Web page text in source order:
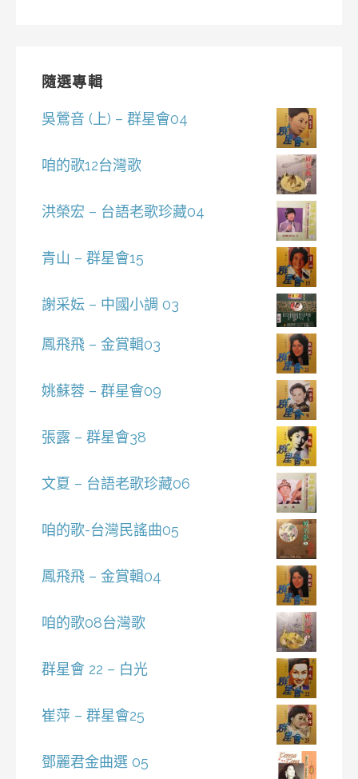
隨選專輯
吳鶯音 (上) – 群星會04
咱的歌12台灣歌
洪榮宏 – 台語老歌珍藏04
青山 – 群星會15
謝采妘 – 中國小調 03
鳳飛飛 – 金賞輯03
姚蘇蓉 – 群星會09
張露 – 群星會38
文夏 – 台語老歌珍藏06
咱的歌-台灣民謠曲05
鳳飛飛 – 金賞輯04
咱的歌08台灣歌
群星會 22 – 白光
崔萍 – 群星會25
鄧麗君金曲選 05